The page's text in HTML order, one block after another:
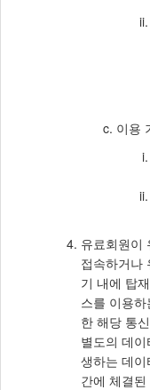
이용
유료회원이
접속하거나
기 내에 탑
스를 이용
한 해당 통
별도의 데
생하는 데
간에 체결